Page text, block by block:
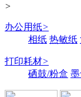
>
办公用纸>
相纸 热敏纸
打印耗材>
硒鼓/粉盒